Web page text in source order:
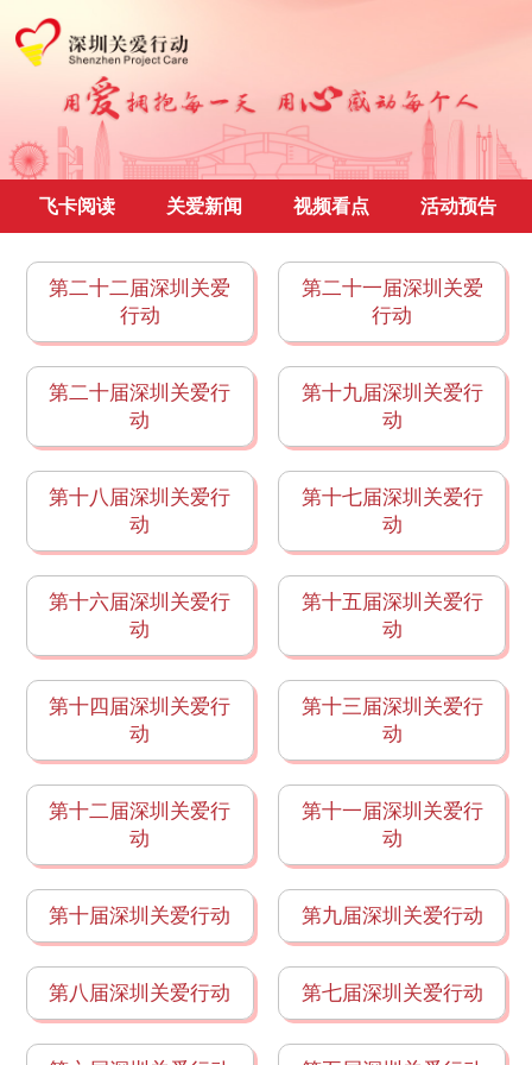
飞卡阅读 关爱新闻 视频看点 活动预告
第二十二届深圳关爱
行动
第二十一届深圳关爱
行动
第二十届深圳关爱行
动
第十九届深圳关爱行
动
第十八届深圳关爱行
动
第十七届深圳关爱行
动
第十六届深圳关爱行
动
第十五届深圳关爱行
动
第十四届深圳关爱行
动
第十三届深圳关爱行
动
第十二届深圳关爱行
动
第十一届深圳关爱行
动
第十届深圳关爱行动 第九届深圳关爱行动
第八届深圳关爱行动 第七届深圳关爱行动